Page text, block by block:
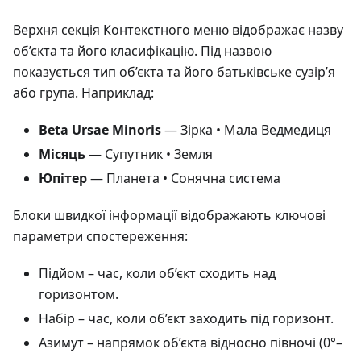
Верхня секція Контекстного меню відображає назву
об’єкта та його класифікацію. Під назвою
показується тип об’єкта та його батьківське сузір’я
або група. Наприклад:
Beta Ursae Minoris— Зірка • Мала Ведмедиця
Місяць— Супутник • Земля
Юпітер— Планета • Сонячна система
Блоки швидкої інформації відображають ключові
параметри спостереження:
Підйом – час, коли об’єкт сходить над
горизонтом.
Набір – час, коли об’єкт заходить під горизонт.
Азимут– напрямок об’єкта відносно півночі (0°–